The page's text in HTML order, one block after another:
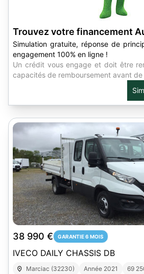
Trouvez votre financement
Simulation gratuite, réponse de
engagement 100% en ligne !
Un crédit vous engage et doit être
capacités de remboursement avant de
38 990 € GARANTIE 6 MOIS
IVECO DAILY CHASSIS DB
Marciac (32230) Année 2021 69